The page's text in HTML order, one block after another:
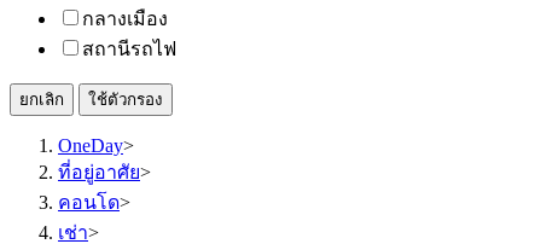
กลางเมือง
สถานีรถไฟ
ยกเลิก ใช้ตัวกรอง
OneDay>
ที่อยู่อาศัย>
คอนโด>
เช่า>